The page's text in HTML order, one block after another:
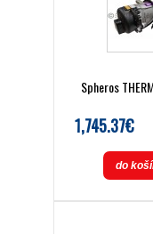
Spheros
1,745.37€
do